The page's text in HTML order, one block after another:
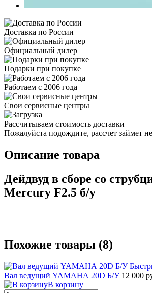
Доставка по России
Официальный дилер
Подарки при покупке
Работаем с 2006 года
Свои сервисные центры
Рассчитываем стоимость доставки
Пожалуйста подождите, рассчет займет
Описание товара
Дейдвуд в сборе со
Mercury F2.5 б/у
Похожие товары (8)
Вал ведущий YAMAHА 20D Б/У 12 000
В корзину